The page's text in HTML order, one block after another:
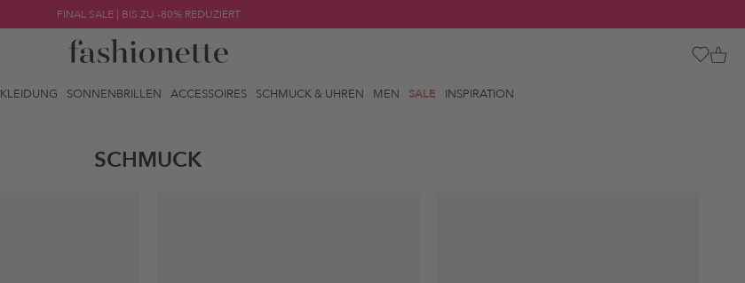
FINAL SALE | BIS ZU -80% REDUZIERT
KLEIDUNG SONNENBRILLEN ACCESSOIRES SCHMUCK & UHREN MEN SALE INSPIRATION
SCHMUCK